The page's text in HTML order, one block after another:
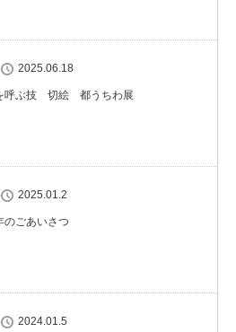
2025.06.18
呼ぶ技 切絵 都うちわ展
2025.01.2
のごあいさつ
2024.01.5